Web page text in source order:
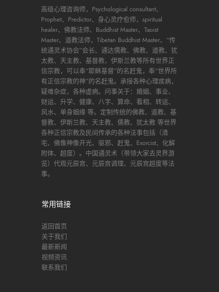
高级心理咨询师，Psychological consultant、
Prophet、Predictor、身心灵疗愈师，spiritual
healer、佛教法师、Buddhist Master、Taoist
Master、道教法师，Tibetan Buddhist Master、“传
统通灵术协会”会长、通达儒教、佛教、道教、犹
太教、天主教、基督教、伊斯兰教等所有世界正
信宗教，可以奉“耶稣基督”的名赶鬼，奉“世界所
有正信宗教的神”的名赶鬼。承接各种心理疾病，
疑难杂症，各种虚病。问事关于：婚姻、事业、
财运、升学、健康、八字、算命、看相、转运、
风水、单身姻缘 等。定制传统的佛教、道教、基
督教、伊斯兰教、天主教、儒教、犹太教 等世界
各种正信宗教及民间传承的各种法事包括（清
宅、佛像神像开光、驱邪、赶鬼、Exorcist、化解
附体、超度）。中国通灵术（带领大家去灵界游
览）代观元辰宫、元辰宫调理、元辰宫超度等法
事。
常用链接
返回首页
关于我们
最新新闻
视频资讯
联系我们